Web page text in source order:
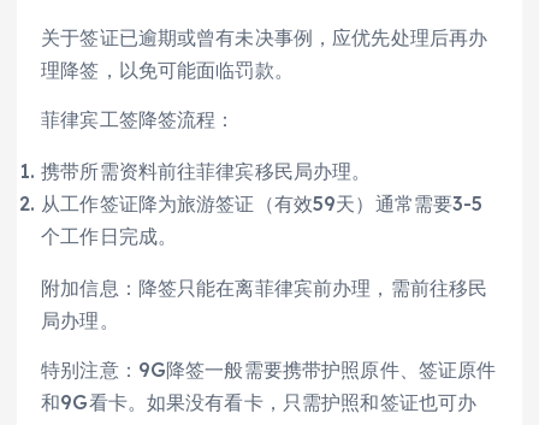
关于签证已逾期或曾有未决事例，应优先处理后再办
理降签，以免可能面临罚款。
菲律宾工签降签流程：
携带所需资料前往菲律宾移民局办理。
从工作签证降为旅游签证（有效59天）通常需要3-5
个工作日完成。
附加信息：降签只能在离菲律宾前办理，需前往移民
局办理。
特别注意：9G降签一般需要携带护照原件、签证原件
和9G看卡。如果没有看卡，只需护照和签证也可办